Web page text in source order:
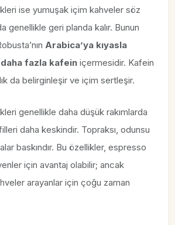
ise yumuşak içim kahveler söz
genellikle geri planda kalır. Bunun
Arabica’ya kıyasla
fazla kafein içermesidir. Kafein
da belirginleşir ve içim sertleşir.
genellikle daha düşük rakımlarda
daha keskindir. Topraksı, odunsu
baskındır. Bu özellikler, espresso
için avantaj olabilir; ancak
arayanlar için çoğu zaman